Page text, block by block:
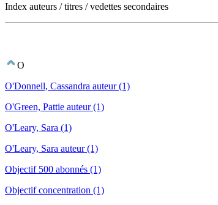
Index auteurs / titres / vedettes secondaires
O
O'Donnell, Cassandra auteur (1)
O'Green, Pattie auteur (1)
O'Leary, Sara (1)
O'Leary, Sara auteur (1)
Objectif 500 abonnés (1)
Objectif concentration (1)